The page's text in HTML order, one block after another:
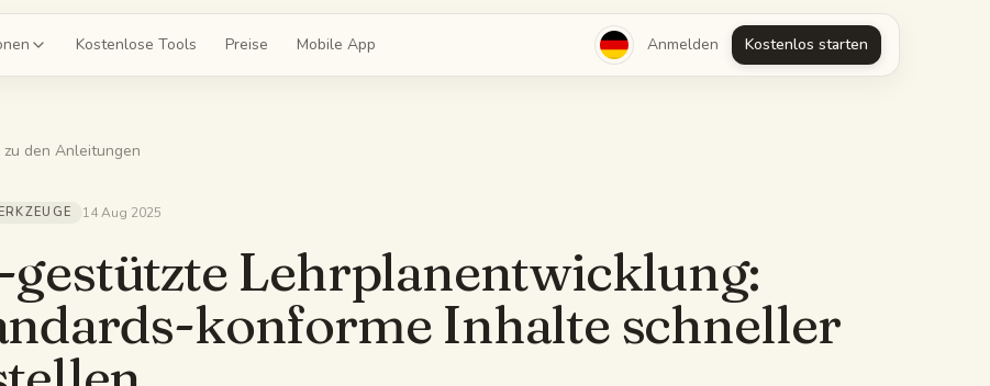
Kostenlose Tools Preise Mobile App Anmelden Kostenlos starten
20-Fragen-Mock
gesamte Einheit zusammen
zu den Anleitungen
14 Aug 2025
Lehrplanentwicklung:
konforme Inhalte schneller